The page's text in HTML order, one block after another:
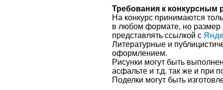
Требования к конкурсным
На конкурс принимаются
в любом формате, но
представлять ссылкой с
Литературные и
оформлением.
Рисунки могут быть
асфальте и т.д. так же и при
Поделки могут быть